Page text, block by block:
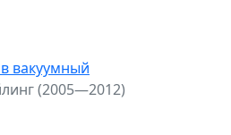
вакуумный
(2005—2012)